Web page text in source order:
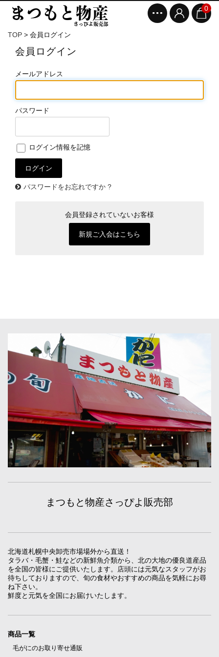
0
TOP > 会員ログイン
会員ログイン
メールアドレス
パスワード
ログイン情報を記憶
パスワードをお忘れですか ?
会員登録されていないお客様
新規ご入会はこちら
まつもと物産さっぴよ販売部
北海道札幌中央卸売市場場外から直送！
タラバ・毛蟹・鮭などの新鮮魚介類から、北の大地の優良道産品
を全国の皆様にご提供いたします。店頭には元気なスタッフがお
待ちしておりますので、旬の食材やおすすめの商品を気軽にお尋
ね下さい。
鮮度と元気を全国にお届けいたします。
商品一覧
毛がにのお取り寄せ通販